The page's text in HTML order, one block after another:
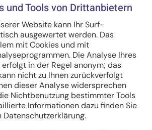
und Tools von Drittanbietern
Website kann Ihr Surf-
ausgewertet werden. Das
mit Cookies und mit
Die Analyse Ihres
in der Regel anonym; das
nicht zu Ihnen zurückverfolgt
dieser Analyse widersprechen
Nichtbenutzung bestimmter Tools
Informationen dazu finden Sie
Datenschutzerklärung.